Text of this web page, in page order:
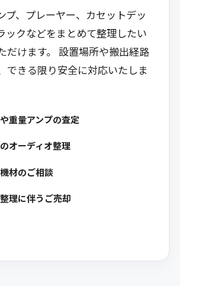
プ、プレーヤー、カセットデッ
ックなどをまとめて整理したい
だけます。 設置場所や搬出経路
できる限り安全に対応いたしま
重量アンプの査定
オーディオ整理
材のご相談
理に伴うご売却